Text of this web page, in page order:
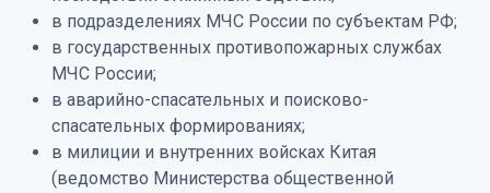
в подразделениях МЧС России по субъектам РФ;
в государственных противопожарных службах
МЧС России;
в аварийно-спасательных и поисково-
спасательных формированиях;
в милиции и внутренних войсках Китая
(ведомство Министерства общественной